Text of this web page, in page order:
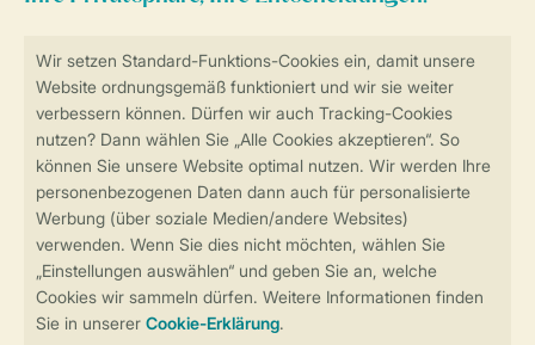
Sicherstellung Deiner Privatsphäre
Sicher und schnell zur Online-Buchung
Sichere Datenübertragung
Sicheres Bezahlen